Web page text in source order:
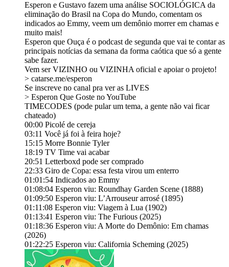
⁠Esperon⁠⁠⁠⁠⁠⁠⁠⁠⁠⁠⁠⁠⁠⁠⁠⁠⁠⁠⁠⁠⁠⁠⁠⁠⁠⁠⁠⁠⁠⁠⁠⁠⁠⁠⁠⁠⁠⁠⁠⁠⁠⁠⁠⁠⁠⁠⁠⁠⁠⁠⁠⁠⁠⁠⁠⁠⁠⁠⁠⁠⁠⁠ e ⁠⁠⁠⁠⁠⁠⁠⁠⁠⁠⁠⁠⁠⁠⁠⁠⁠⁠⁠⁠⁠⁠⁠⁠⁠⁠⁠⁠⁠⁠⁠⁠⁠⁠⁠⁠⁠⁠⁠⁠⁠⁠⁠⁠⁠⁠⁠⁠⁠⁠⁠⁠⁠⁠⁠⁠⁠⁠⁠⁠⁠Gustavo⁠⁠⁠⁠⁠⁠⁠⁠⁠⁠⁠⁠⁠ fazem uma análise SOCIOLÓGICA da
eliminação do Brasil na Copa do Mundo, comentam os
indicados ao Emmy, veem um demônio morrer em chamas e
muito mais!
Esperon que Ouça é o podcast de segunda que vai te contar as
principais notícias da semana da forma caótica que só a gente
sabe fazer⁠⁠⁠⁠⁠⁠⁠⁠⁠⁠⁠⁠⁠⁠⁠⁠⁠⁠⁠⁠⁠⁠⁠⁠⁠⁠⁠⁠⁠⁠⁠⁠⁠⁠⁠⁠⁠⁠⁠⁠⁠⁠⁠⁠⁠⁠⁠⁠⁠⁠⁠⁠⁠⁠⁠⁠⁠⁠⁠⁠⁠⁠⁠⁠⁠⁠⁠⁠⁠⁠⁠⁠⁠⁠⁠⁠⁠⁠⁠⁠⁠⁠⁠⁠⁠⁠⁠⁠⁠⁠⁠⁠⁠⁠⁠⁠⁠⁠⁠⁠⁠⁠⁠⁠⁠⁠⁠⁠⁠⁠⁠⁠⁠⁠⁠⁠⁠⁠⁠⁠⁠⁠⁠⁠.
Vem ser VIZINHO ou VIZINHA oficial e apoiar o projeto!
> ⁠⁠⁠⁠⁠⁠⁠⁠⁠⁠⁠⁠⁠⁠⁠⁠⁠⁠⁠⁠⁠⁠⁠⁠⁠⁠⁠⁠⁠⁠⁠⁠⁠⁠⁠⁠⁠⁠⁠⁠⁠⁠⁠⁠⁠⁠⁠⁠⁠⁠⁠⁠⁠⁠⁠⁠⁠⁠⁠⁠⁠⁠catarse.me/esperon⁠⁠⁠⁠⁠⁠⁠⁠⁠⁠⁠⁠⁠⁠⁠⁠⁠⁠⁠⁠⁠⁠⁠⁠⁠⁠⁠⁠⁠⁠⁠⁠⁠⁠⁠⁠⁠⁠⁠⁠⁠⁠⁠⁠⁠⁠⁠⁠⁠⁠⁠⁠⁠⁠⁠⁠⁠⁠⁠⁠⁠
Se inscreve no canal pra ver as LIVES
> ⁠⁠⁠⁠⁠⁠⁠⁠⁠⁠⁠⁠⁠⁠⁠⁠⁠⁠⁠⁠⁠⁠⁠⁠⁠⁠⁠⁠⁠⁠⁠⁠⁠⁠⁠⁠⁠⁠⁠⁠⁠⁠⁠⁠⁠⁠⁠⁠⁠⁠Esperon Que Goste no YouTube⁠⁠⁠⁠⁠⁠⁠⁠⁠⁠⁠⁠⁠⁠⁠⁠⁠⁠⁠⁠⁠⁠⁠⁠⁠⁠⁠⁠⁠⁠⁠⁠⁠⁠⁠⁠⁠⁠⁠⁠⁠⁠⁠⁠⁠⁠⁠⁠⁠⁠
TIMECODES (pode pular um tema, a gente não vai ficar
chateado)
00:00 Picolé de cereja
03:11 Você já foi à feira hoje?
15:15 Morre Bonnie Tyler
18:19 TV Time vai acabar
20:51 Letterboxd pode ser comprado
22:33 Giro de Copa: essa festa virou um enterro
01:01:54 Indicados ao Emmy
01:08:04 Esperon viu: Roundhay Garden Scene (1888)
01:09:50 Esperon viu: L’Arrouseur arrosé (1895)
01:11:08 Esperon viu: Viagem à Lua (1902)
01:13:41 Esperon viu: The Furious (2025)
01:18:36 Esperon viu: A Morte do Demônio: Em chamas
(2026)
01:22:25 Esperon viu: California Scheming (2025)